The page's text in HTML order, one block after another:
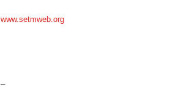
www.setmweb.org
–